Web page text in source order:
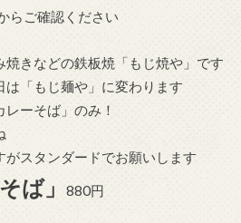
らご確認ください
焼きなどの鉄板焼「もじ焼や」です
「もじ麺や」に変わります
ーそば」のみ！
がスタンダードでお願いします
ば」 880円